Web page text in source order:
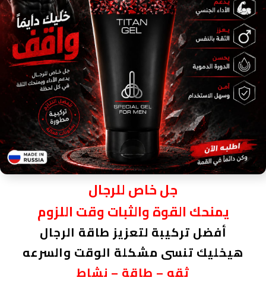
جل خاص للرجال
يمنحك القوة والثبات وقت اللزوم
أفضل تركيبة لتعزيز طاقة الرجال
هيخليك تنسى مشكلة الوقت والسرعه
ثقه – طاقة – نشاط